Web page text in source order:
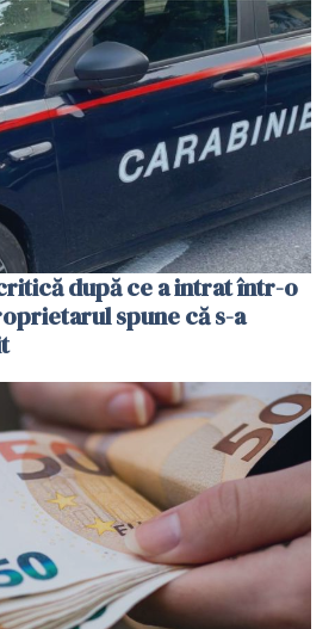
după ce a intrat într-o
spune că s-a